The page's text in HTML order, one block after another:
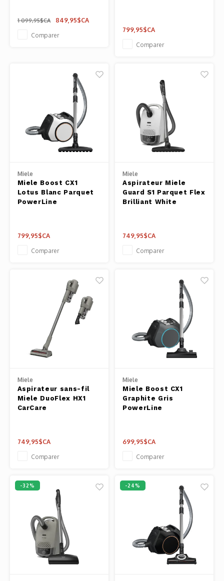
1 099,95$CA 849,95$CA
Comparer
799,95$CA
Comparer
Miele
Miele Boost CX1
Lotus Blanc Parquet
PowerLine
799,95$CA
Comparer
Miele
Aspirateur Miele
Guard S1 Parquet Flex
Brilliant White
749,95$CA
Comparer
Miele
Aspirateur sans-fil
Miele DuoFlex HX1
CarCare
749,95$CA
Comparer
Miele
Miele Boost CX1
Graphite Gris
PowerLine
699,95$CA
Comparer
-32% -24%